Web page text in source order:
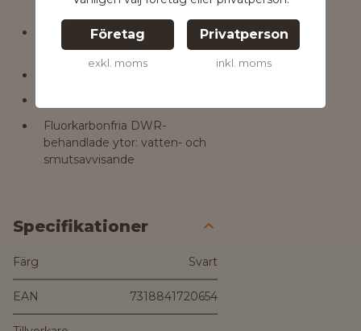
Företag
exkl. moms
Privatperson
inkl. moms
avtagbart
Justerbart bröstband för högre
komfort när man går
Fluorkarbonfria DWR-
behandlade ytor: vatten- och
smutsavvisande
Specifikationer
Färg Svart
EAN 7318841720654